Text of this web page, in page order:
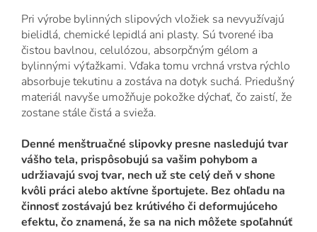
Pri výrobe bylinných slipových vložiek sa nevyužívajú
bielidlá, chemické lepidlá ani plasty. Sú tvorené iba
čistou bavlnou, celulózou, absorpčným gélom a
bylinnými výťažkami. Vďaka tomu vrchná vrstva rýchlo
absorbuje tekutinu a zostáva na dotyk suchá. Priedušný
materiál navyše umožňuje pokožke dýchať, čo zaistí, že
zostane stále čistá a svieža.
Denné menštruačné slipovky presne nasledujú tvar
vášho tela, prispôsobujú sa vašim pohybom a
udržiavajú svoj tvar, nech už ste celý deň v shone
kvôli práci alebo aktívne športujete. Bez ohľadu na
činnosť zostávajú bez krútivého či deformujúceho
efektu, čo znamená, že sa na nich môžete spoľahnúť